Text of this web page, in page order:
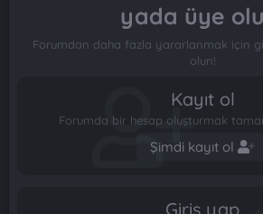
yada üye
Forumdan daha fazla yararlanmak için
olun!
Kayıt ol
Forumda bir hesap oluşturmak
Şimdi kayıt ol
Giriş yap